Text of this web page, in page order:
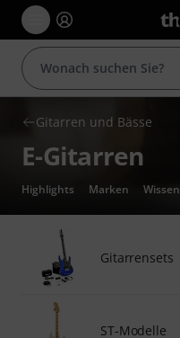
Gitarren und Bässe
E-Gitarren
Highlights Marken Wissen
Gitarrensets
ST-Modelle